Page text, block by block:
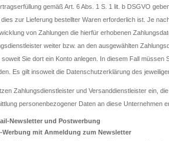
gemäß Art. 6 Abs. 1 S. 1 lit. b DSGVO
zur Lieferung bestellter Waren erforderlich ist. Je
von Zahlungen die hierfür erhobenen
weiter bzw. an den ausgewählten
soweit Sie dort ein Konto anlegen. In diesem Fall
Es gilt insoweit die Datenschutzerklärung des
Zahlungsdienstleister und Versanddienstleister ein,
personenbezogener Daten an diese Unternehmen
Newsletter und Postwerbung
Werbung mit Anmeldung zum Newsletter